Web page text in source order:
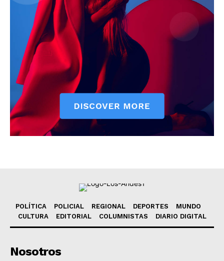
POLÍTICA POLICIAL REGIONAL DEPORTES
MUNDO
CULTURA
EDITORIAL COLUMNISTAS DIARIO DIGITAL
Nosotros